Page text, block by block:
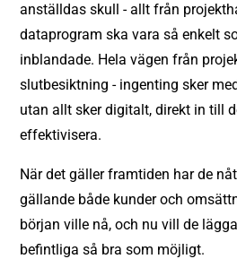
anställdas skull - allt från
dataprogram ska vara så enkelt
inblandade. Hela vägen från
slutbesiktning - ingenting sker
utan allt sker digitalt, direkt in till
effektivisera.
När det gäller framtiden har de
gällande både kunder och
början ville nå, och nu vill de
befintliga så bra som möjligt.